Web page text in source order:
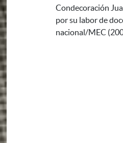
Condecoración
por su labor de
nacional/MEC